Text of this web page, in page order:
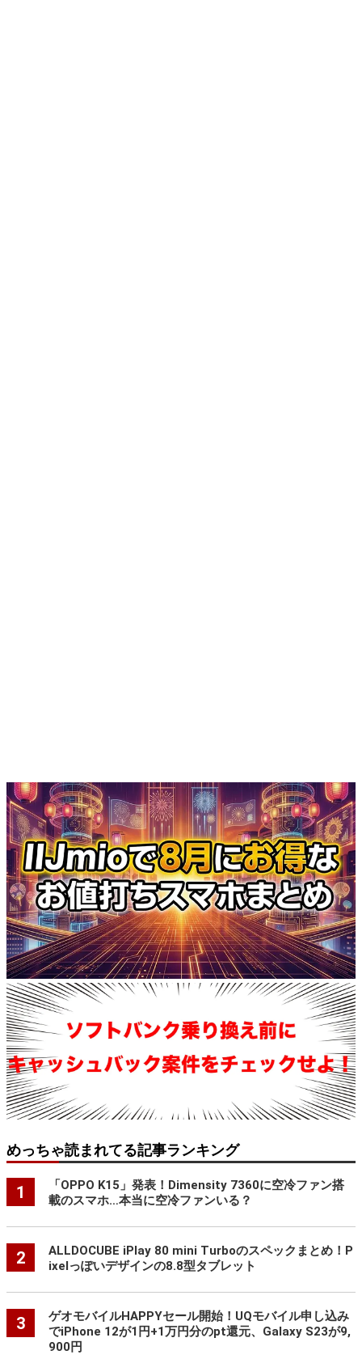
めっちゃ読まれてる記事ランキング
1
「OPPO K15」発表！Dimensity 7360に空冷ファン搭
載のスマホ…本当に空冷ファンいる？
2
ALLDOCUBE iPlay 80 mini Turboのスペックまとめ！P
ixelっぽいデザインの8.8型タブレット
3
ゲオモバイルHAPPYセール開始！UQモバイル申し込み
でiPhone 12が1円+1万円分のpt還元、Galaxy S23が9,
900円